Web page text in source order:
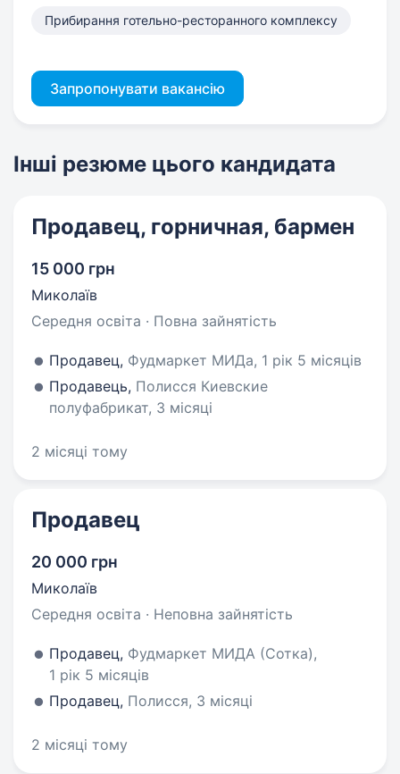
Прибирання готельно-ресторанного комплексу
Запропонувати вакансію
Інші резюме цього кандидата
Продавец, горничная, бармен
15 000 грн
Миколаїв
Середня освіта · Повна зайнятість
Продавец, Фудмаркет МИДа, 1 рік 5 місяців
Продавець, Полисся Киевские
полуфабрикат, 3 місяці
2 місяці тому
Продавец
20 000 грн
Миколаїв
Середня освіта · Неповна зайнятість
Продавец, Фудмаркет МИДА (Сотка),
1 рік 5 місяців
Продавец, Полисся, 3 місяці
2 місяці тому